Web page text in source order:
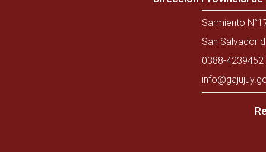
Sarmiento
San Salvador
0388-